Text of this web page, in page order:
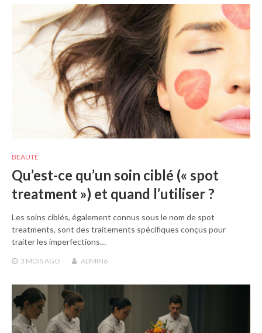
BEAUTÉ
Qu’est-ce qu’un soin ciblé (« spot
treatment ») et quand l’utiliser ?
Les soins ciblés, également connus sous le nom de spot
treatments, sont des traitements spécifiques conçus pour
traiter les imperfections…
3 MOISAGO ADMIN6